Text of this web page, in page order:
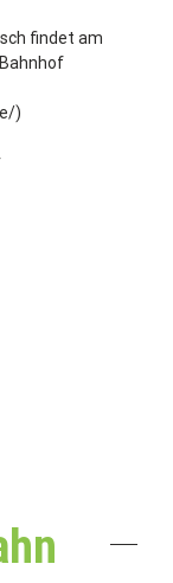
findet am
)